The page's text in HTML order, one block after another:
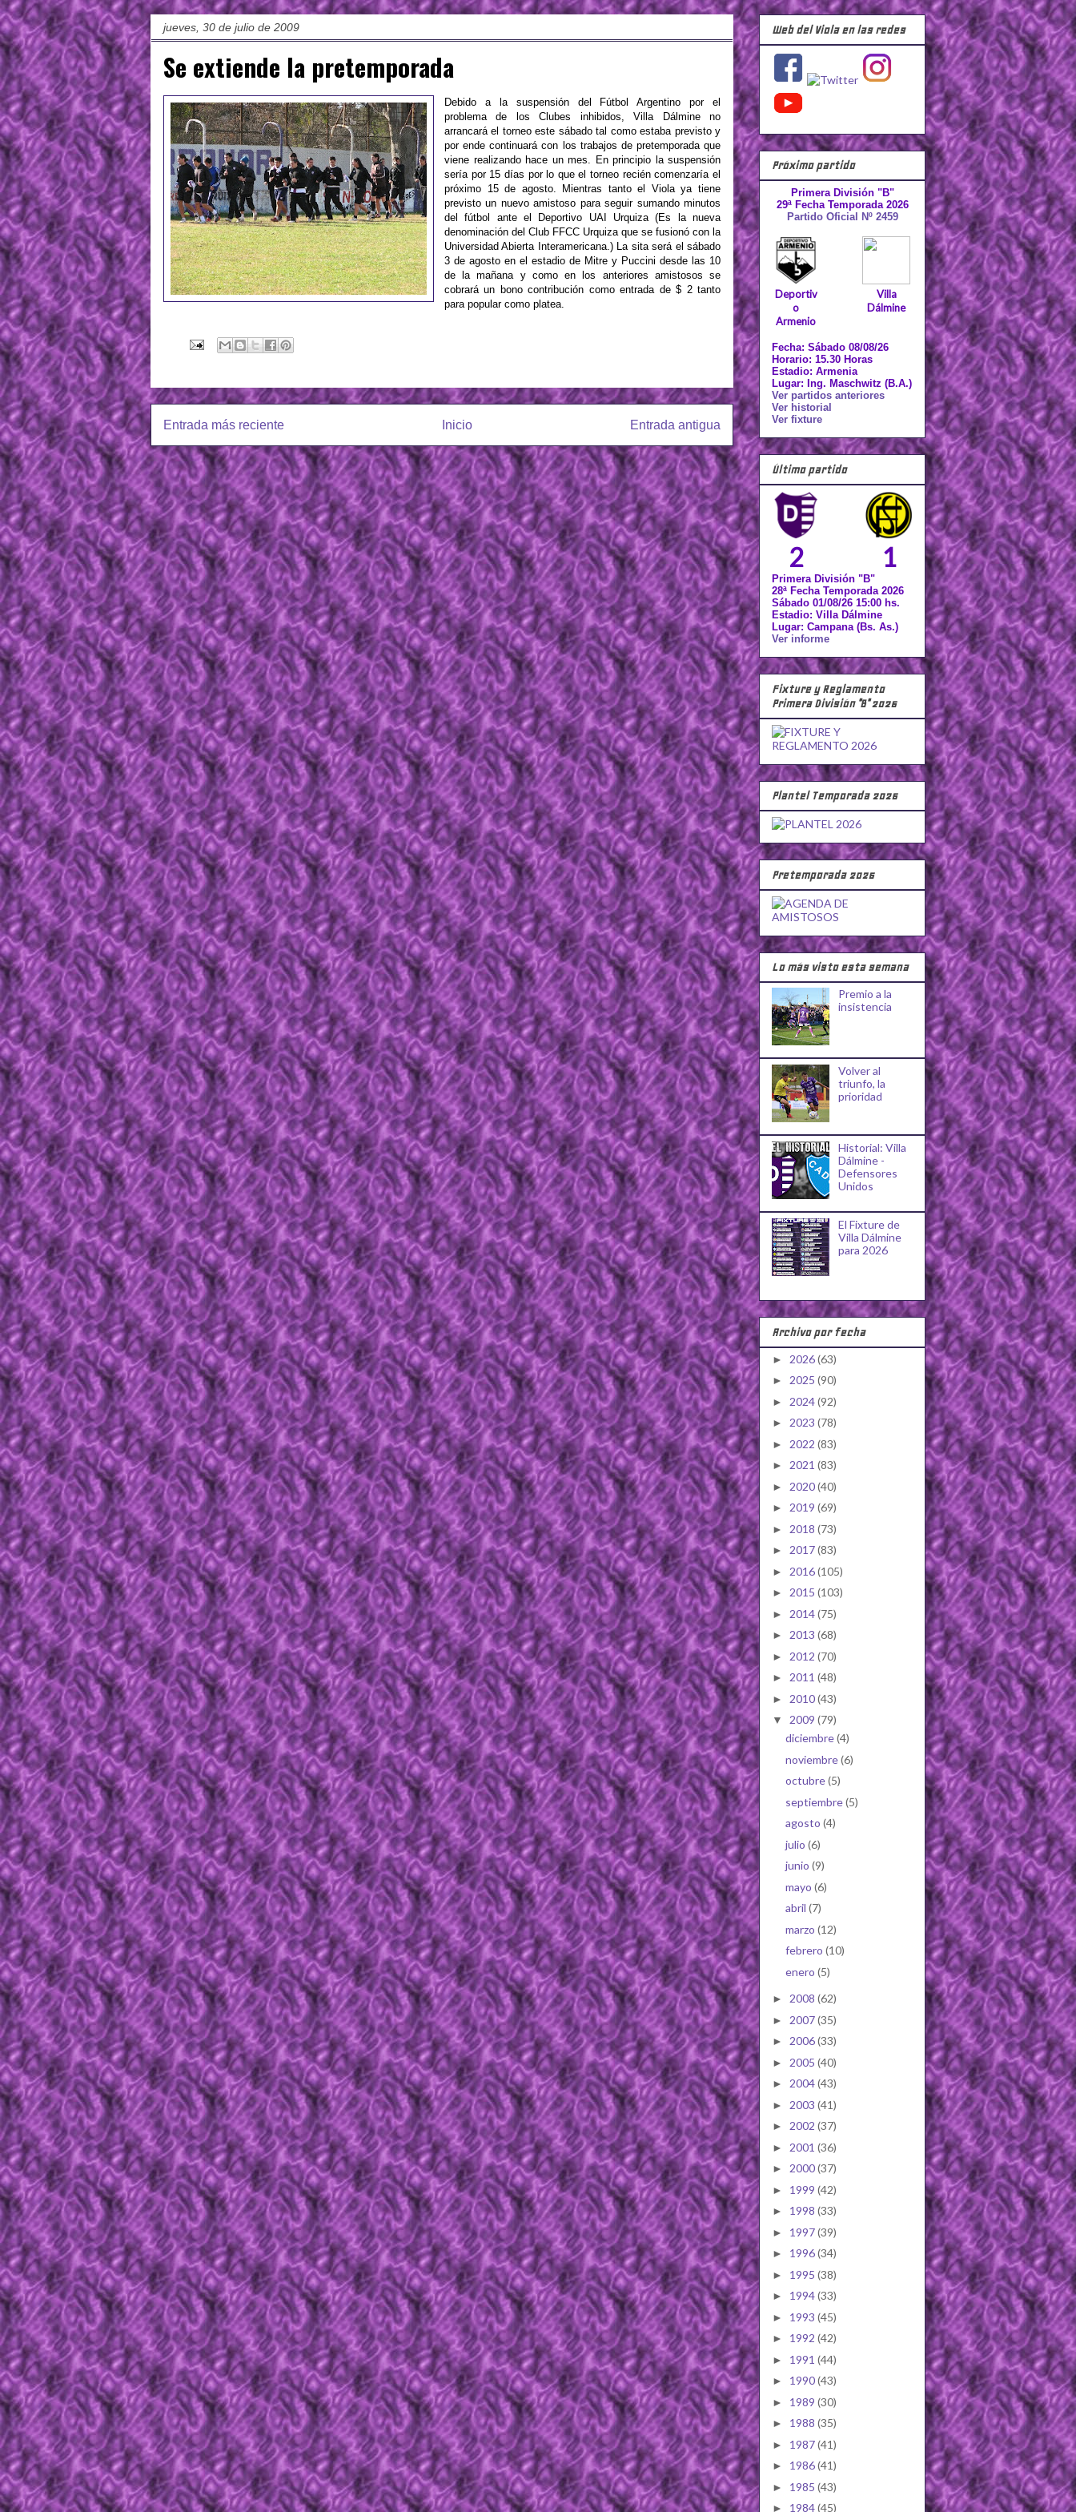
jueves, 30 de julio de 2009
Se extiende la pretemporada
Debido a la suspensión del Fútbol Argentino por el
problema de los Clubes inhibidos, Villa Dálmine no
arrancará el torneo este sábado tal como estaba previsto y
por ende continuará con los trabajos de pretemporada que
viene realizando hace un mes. En principio la suspensión
sería por 15 días por lo que el torneo recién comenzaría el
próximo 15 de agosto. Mientras tanto el Viola ya tiene
previsto un nuevo amistoso para seguir sumando minutos
del fútbol ante el Deportivo UAI Urquiza (Es la nueva
denominación del Club FFCC Urquiza que se fusionó con la
Universidad Abierta Interamericana.) La sita será el sábado
3 de agosto en el estadio de Mitre y Puccini desde las 10
de la mañana y como en los anteriores amistosos se
cobrará un bono contribución como entrada de $ 2 tanto
para popular como platea.
Entrada más reciente Entrada antigua
Inicio
Web del Viola en las redes
Próximo partido
Primera División "B"
29ª Fecha Temporada 2026
Partido Oficial Nº 2459
Deportiv
o
Armenio
Villa
Dálmine
Fecha: Sábado 08/08/26
Horario: 15.30 Horas
Estadio: Armenia
Lugar: Ing. Maschwitz (B.A.)
Ver partidos anteriores
Ver historial
Ver fixture
Último partido
2 1
Primera División "B"
28ª Fecha Temporada 2026
Sábado 01/08/26 15:00 hs.
Estadio: Villa Dálmine
Lugar: Campana (Bs. As.)
Ver informe
Fixture y Reglamento
Primera División "B" 2026
Plantel Temporada 2026
Pretemporada 2026
Lo más visto esta semana
Premio a la
insistencia
Volver al
triunfo, la
prioridad
Historial: Villa
Dálmine -
Defensores
Unidos
El Fixture de
Villa Dálmine
para 2026
Archivo por fecha
► 2026(63)
► 2025 (90)
► 2024(92)
► 2023 (78)
► 2022 (83)
► 2021 (83)
► 2020(40)
► 2019 (69)
► 2018 (73)
► 2017(83)
► 2016(105)
► 2015 (103)
► 2014(75)
► 2013 (68)
► 2012 (70)
► 2011 (48)
► 2010(43)
▼ 2009 (79)
diciembre(4)
noviembre(6)
octubre(5)
septiembre(5)
agosto (4)
julio (6)
junio (9)
mayo (6)
abril (7)
marzo (12)
febrero (10)
enero (5)
► 2008 (62)
► 2007(35)
► 2006(33)
► 2005 (40)
► 2004(43)
► 2003 (41)
► 2002 (37)
► 2001 (36)
► 2000(37)
► 1999 (42)
► 1998 (33)
► 1997(39)
► 1996(34)
► 1995 (38)
► 1994(33)
► 1993 (45)
► 1992 (42)
► 1991 (44)
► 1990(43)
► 1989 (30)
► 1988 (35)
► 1987(41)
► 1986(41)
► 1985 (43)
► 1984(45)